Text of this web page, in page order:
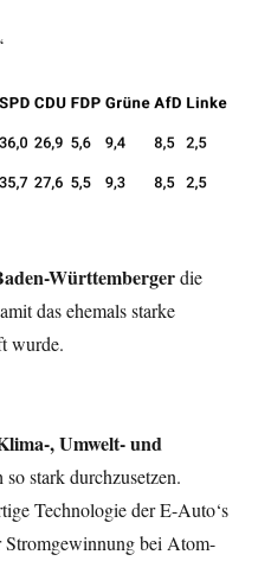
Württembergerdie
das ehemals starke
wurde.
, Umwelt- und
so stark durchzusetzen.
Technologie der E-Auto‘s
bei Atom-